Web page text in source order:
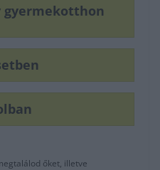
gyermekotthon
őket, illetve